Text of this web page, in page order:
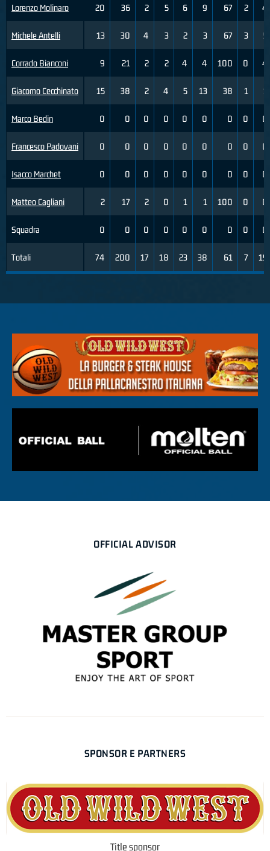
Lorenzo Molinaro
Michele Antelli
Corrado Bianconi
Giacomo Cecchinato
Marco Bedin
Francesco Padovani
Isacco Marchet
Matteo Cagliani
Squadra
Totali
20 36 2 5 6 9 67 2 4
13 30 4 3 2 3 67 3 5
9 21 2 2 4 4 100 0 4
15 38 2 4 5 13 38 1 1
0 0 0 0 0 0 0 0 0
0 0 0 0 0 0 0 0 0
0 0 0 0 0 0 0 0 0
2 17 2 0 1 1 100 0 0
0 0 0 0 0 0 0 0 0
74 200 17 18 23 38 61 7 19
OFFICIAL ADVISOR
SPONSOR E PARTNERS
Title sponsor